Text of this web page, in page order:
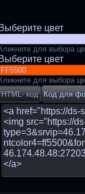
Выберите цвет
Кликните для выбора
Выберите цвет
Кликните для выбора